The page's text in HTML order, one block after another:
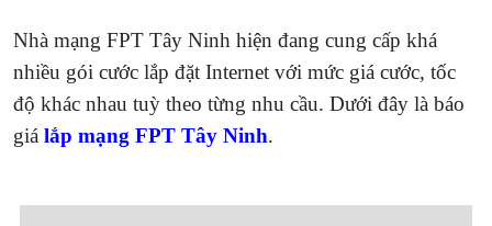
Nhà mạng FPT Tây Ninh hiện đang cung cấp khá
nhiều gói cước lắp đặt Internet với mức giá cước, tốc
độ khác nhau tuỳ theo từng nhu cầu. Dưới đây là báo
giá lắp mạng FPT Tây Ninh.